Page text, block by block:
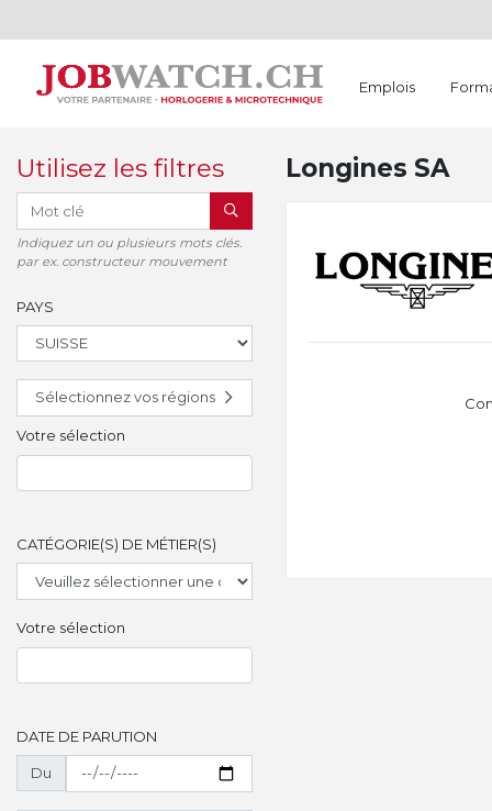
Emplois
Utilisez les filtres
RECHERCHER
Indiquez un ou plusieurs mots clés.
par ex. constructeur mouvement
PAYS
Sélectionnez vos régions
Votre sélection
CATÉGORIE(S) DE MÉTIER(S)
Votre sélection
DATE DE PARUTION
Du
Longines SA